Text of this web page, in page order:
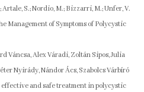
S.; Nordio, M.; Bizzarri, M.; Unfer, V.
Management of Symptoms of Polycystic
Váncsa, Alex Váradi, Zoltán Sipos, Julia
Nyirády, Nándor Ács, Szabolcs Várbíró
and safe treatment in polycystic